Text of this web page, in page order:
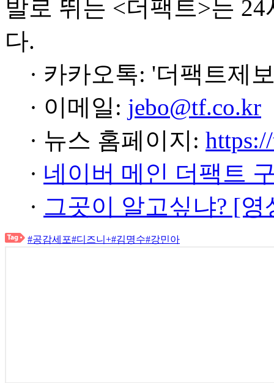
발로 뛰는 <더팩트>는
다.
· 카카오톡: '더팩트제
· 이메일: jebo@tf.co.kr
· 뉴스 홈페이지:
· 네이버 메인 더팩트
· 그곳이 알고싶냐? [
#공감세포#디즈니+#김명수#강민아